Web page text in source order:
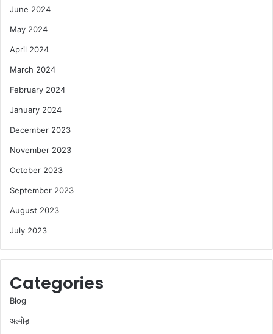
June 2024
May 2024
April 2024
March 2024
February 2024
January 2024
December 2023
November 2023
October 2023
September 2023
August 2023
July 2023
Categories
Blog
अल्मोड़ा